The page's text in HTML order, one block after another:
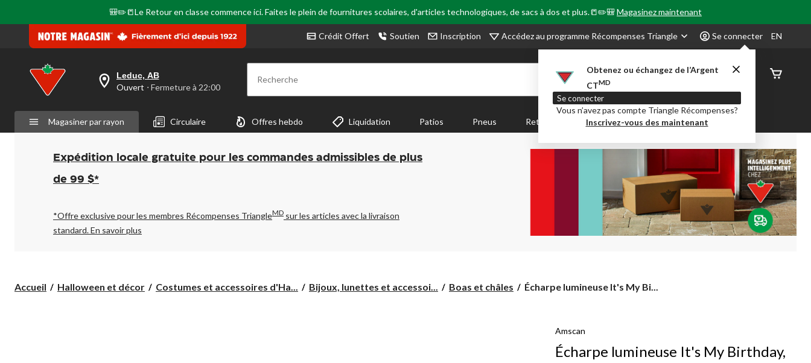
🎒✏️📒Le Retour en classe commence ici. Faites le plein de fournitures scolaires, d'articles technologiques, de sacs à dos et plus.📒✏️🎒Magasinez maintenant
Crédit Offert Soutien Inscription Accédez au programme Récompenses Triangle Se connecter
Obtenez ou échangez de l’Argent
CTMD
Se connecter
Vous n’avez pas compte Triangle Récompenses?
Inscrivez-vous des maintenant
EN
votre
est
Leduc,
AB,
Ouvert,
Fermeture
à
pour
changer
Leduc, AB
Ouvert ⋅ Fermeture à 22:00 Recherche
État de
Magasiner par rayon Circulaire Offres hebdo Liquidation Patios Pneus Retour en Classe Party City Centre-auto
Expédition locale gratuite pour les commandes admissibles de plus
de 99 $*
*Offre exclusive pour les membres Récompenses TriangleMD sur les articles avec la livraison
standard.En savoir plus
Accueil Halloween et décor Costumes et accessoires d'Ha... Bijoux, lunettes et accessoi... Boas et châles
Écharpe
Birthday,
Écharpe lumineuse It's My Bi...
Amscan
Écharpe lumineuse It's My Birthday,